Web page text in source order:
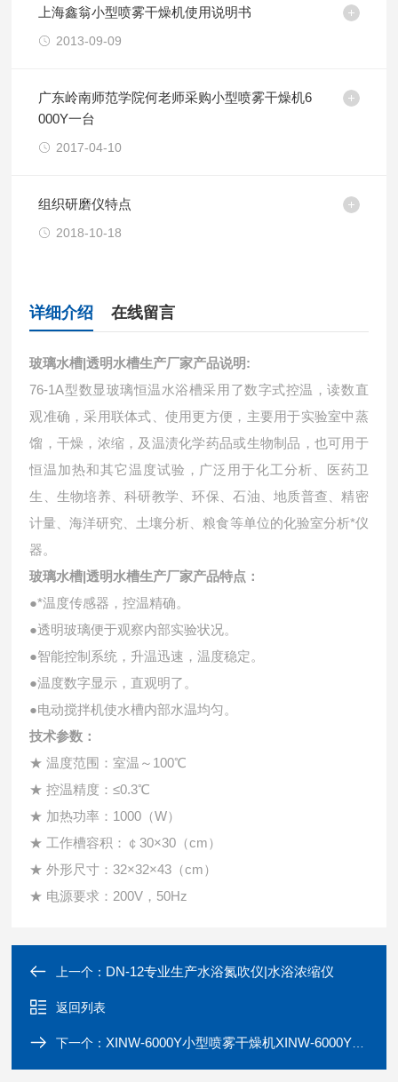
上海鑫翁小型喷雾干燥机使用说明书
2013-09-09
广东岭南师范学院何老师采购小型喷雾干燥机6
000Y一台
2017-04-10
组织研磨仪特点
2018-10-18
详细介绍 在线留言
玻璃水槽|透明水槽生产厂家产品说明:
76-1A型数显玻璃恒温水浴槽采用了数字式控温，读数直
观准确，采用联体式、使用更方便，主要用于实验室中蒸
馏，干燥，浓缩，及温渍化学药品或生物制品，也可用于
恒温加热和其它温度试验，广泛用于化工分析、医药卫
生、生物培养、科研教学、环保、石油、地质普查、精密
计量、海洋研究、土壤分析、粮食等单位的化验室分析*仪
器。
玻璃水槽|透明水槽生产厂家产品特点：
●*温度传感器，控温精确。
●透明玻璃便于观察内部实验状况。
●智能控制系统，升温迅速，温度稳定。
●温度数字显示，直观明了。
●电动搅拌机使水槽内部水温均匀。
技术参数：
★ 温度范围：室温～100℃
★ 控温精度：≤0.3℃
★ 加热功率：1000（W）
★ 工作槽容积：￠30×30（cm）
★ 外形尺寸：32×32×43（cm）
★ 电源要求：200V，50Hz
上一个： DN-12专业生产水浴氮吹仪|水浴浓缩仪
返回列表
下一个：XINW-6000Y小型喷雾干燥机XINW-6000Y干燥后的成品干粉